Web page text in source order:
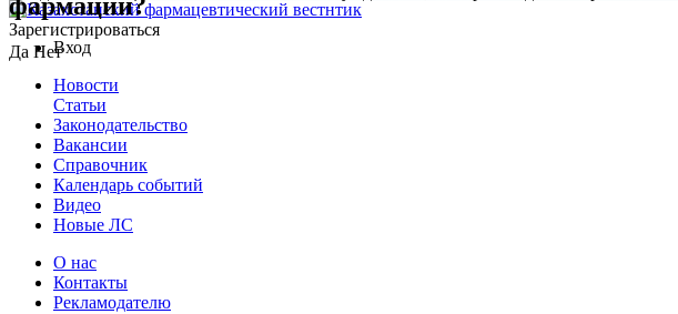
Зарегистрироваться
Да НетВход
Новости
Статьи
Законодательство
Вакансии
Справочник
Календарь событий
Видео
Новые ЛС
О нас
Контакты
Рекламодателю